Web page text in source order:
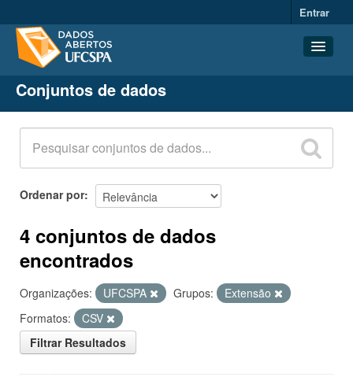
Entrar
Conjuntos de dados
Organizações
Grupos
Sobre
Conjuntos de dados
Ordenar por
4 conjuntos de dados
encontrados
Organizações: UFCSPA Grupos:
Extensão
Formatos:
CSV
Filtrar Resultados